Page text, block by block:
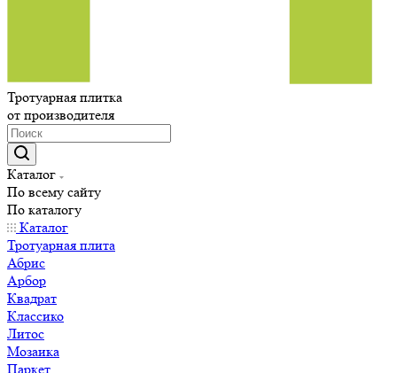
Тротуарная плитка
от производителя
Каталог
По всему сайту
По каталогу
Каталог
Тротуарная плита
Абрис
Арбор
Квадрат
Классико
Литос
Мозаика
Паркет